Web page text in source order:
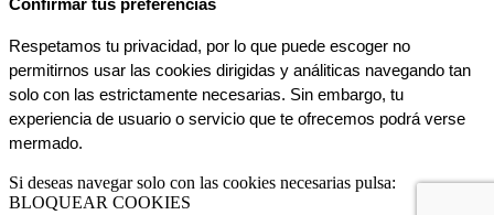
Confirmar tus preferencias
Respetamos tu privacidad, por lo que puede escoger no
permitirnos usar las cookies dirigidas y análiticas navegando tan
solo con las estrictamente necesarias. Sin embargo, tu
experiencia de usuario o servicio que te ofrecemos podrá verse
mermado.
Si deseas navegar solo con las cookies necesarias pulsa:
BLOQUEAR COOKIES